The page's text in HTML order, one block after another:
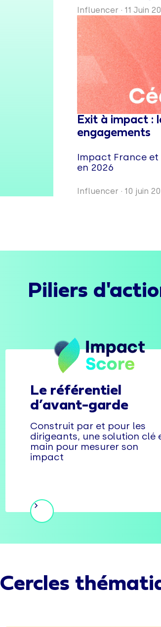
Influencer · 11 Juin
Exit à impact :
engagements
Impact France
en 2026
Influencer · 10 juin
Piliers
Le référentiel
d’avant-garde
Construit par et pour les
dirigeants, une solution clé
main pour mesurer son
impact
Cercles